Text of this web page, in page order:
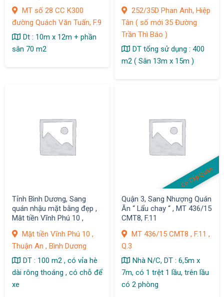
MT số 28 CC K300
đường Quách Văn Tuấn, F.9
Dt : 10m x 12m + phần
sân 70 m2
Anh, F. Hiệp Tân
252/35D Phan Anh, Hiệp
Tân ( số mới 35 Đường
Trần Thì Báo )
DT tổng sử dụng : 400
m2 ( Sân 13m x 15m )
Tỉnh Bình Dương, Sang
quán nhậu mặt bằng đẹp ,
Mât tiền Vĩnh Phú 10 ,
Mặt tiền Vĩnh Phú 10 ,
Thuận An , Bình Dương
DT : 100 m2 , có vỉa hè
dài rông thoáng , có chỗ để
xe
Có Clip Quán
Quận 3, Sang Nhượng Quán
Ăn “ Lẩu chay “ , MT 436/15
CMT8, F.11
MT 436/15 CMT8 , F.11 ,
Q.3
Nhà N/C, DT : 6,5m x
7m, có 1 trệt 1 lầu, trên lầu
có 2 phòng